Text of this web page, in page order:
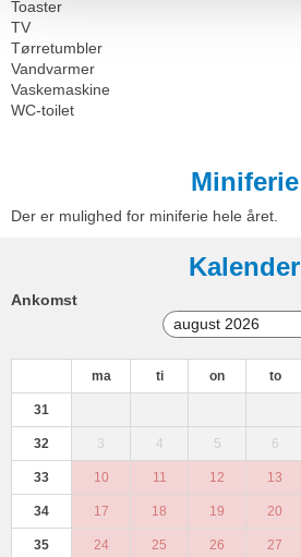
Toaster
TV
Tørretumbler
Vandvarmer
Vaskemaskine
WC-toilet
Miniferie
Der er mulighed for miniferie hele året.
Kalender
Ankomst
ma ti on to
31
32 3 4 5 6
33 10 11 12 13
34 17 18 19 20
35 24 25 26 27